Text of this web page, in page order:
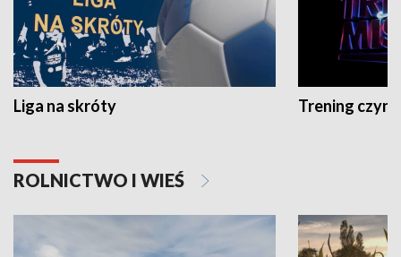
Liga na skróty Trening czyni
ROLNICTWO I WIEŚ